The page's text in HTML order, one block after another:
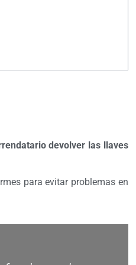
devolver las llaves
para evitar problemas en